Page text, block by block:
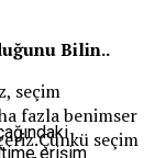
Bilin..
seçim
fazla benimser
seçim
erişim